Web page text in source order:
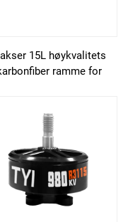
15L høykvalitets
ramme for